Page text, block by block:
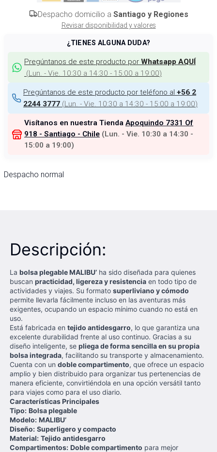
Despacho domicilio a Santiago y Regiones
Revisar disponibilidad y valores
¿TIENES ALGUNA DUDA?
Pregúntanos de este producto por Whatsapp AQUÍ
(Lun. - Vie. 10:30 a 14:30 - 15:00 a 19:00)
Pregúntanos de este producto por teléfono al +56 2
2244 3777 (Lun. - Vie. 10:30 a 14:30 - 15:00 a 19:00)
Visítanos en nuestra Tienda Apoquindo 7331 Of
918 - Santiago - Chile (Lun. - Vie. 10:30 a 14:30 -
15:00 a 19:00)
Despacho normal
Descripción:
La bolsa plegable MALIBU’ ha sido diseñada para quienes
buscan practicidad, ligereza y resistencia en todo tipo de
actividades y viajes. Su formato superliviano y cómodo
permite llevarla fácilmente incluso en las aventuras más
exigentes, ocupando un espacio mínimo cuando no está en
uso.
Está fabricada en tejido antidesgarro, lo que garantiza una
excelente durabilidad frente al uso continuo. Gracias a su
diseño inteligente, se pliega de forma sencilla en su propia
bolsa integrada, facilitando su transporte y almacenamiento.
Cuenta con un doble compartimento, que ofrece un espacio
amplio y bien distribuido para organizar tus pertenencias de
manera eficiente, convirtiéndola en una opción versátil tanto
para viajes como para el uso diario.
Características Principales
Tipo: Bolsa plegable
Modelo: MALIBU’
Diseño: Superligero y compacto
Material: Tejido antidesgarro
Compartimentos: Doble compartimento para mejor